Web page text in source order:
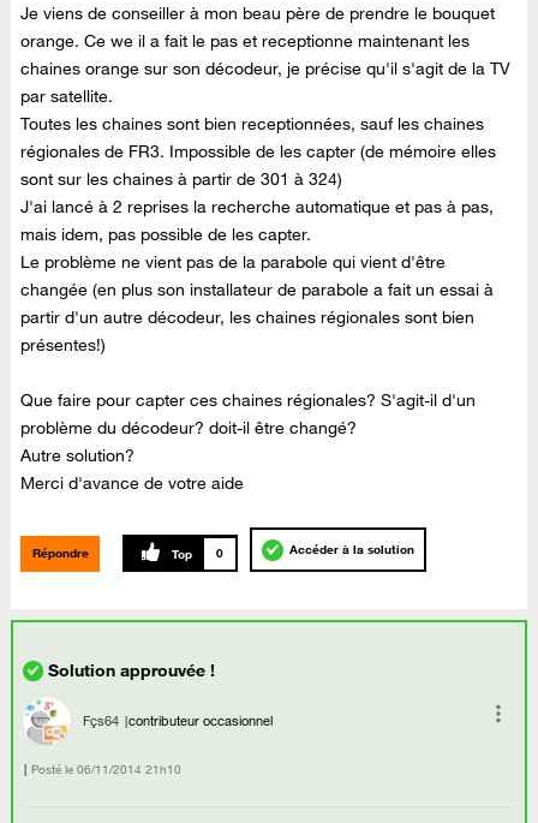
Je viens de conseiller à mon beau père de prendre le bouquet
orange. Ce we il a fait le pas et receptionne maintenant les
chaines orange sur son décodeur, je précise qu'il s'agit de la TV
par satellite.
Toutes les chaines sont bien receptionnées, sauf les chaines
régionales de FR3. Impossible de les capter (de mémoire elles
sont sur les chaines à partir de 301 à 324)
J'ai lancé à 2 reprises la recherche automatique et pas à pas,
mais idem, pas possible de les capter.
Le problème ne vient pas de la parabole qui vient d'être
changée (en plus son installateur de parabole a fait un essai à
partir d'un autre décodeur, les chaines régionales sont bien
présentes!)
Que faire pour capter ces chaines régionales? S'agit-il d'un
problème du décodeur? doit-il être changé?
Autre solution?
Merci d'avance de votre aide
Répondre 0 Accéder à la solution
Fçs64 contributeur occasionnel
Posté le ‎06/11/2014 21h10